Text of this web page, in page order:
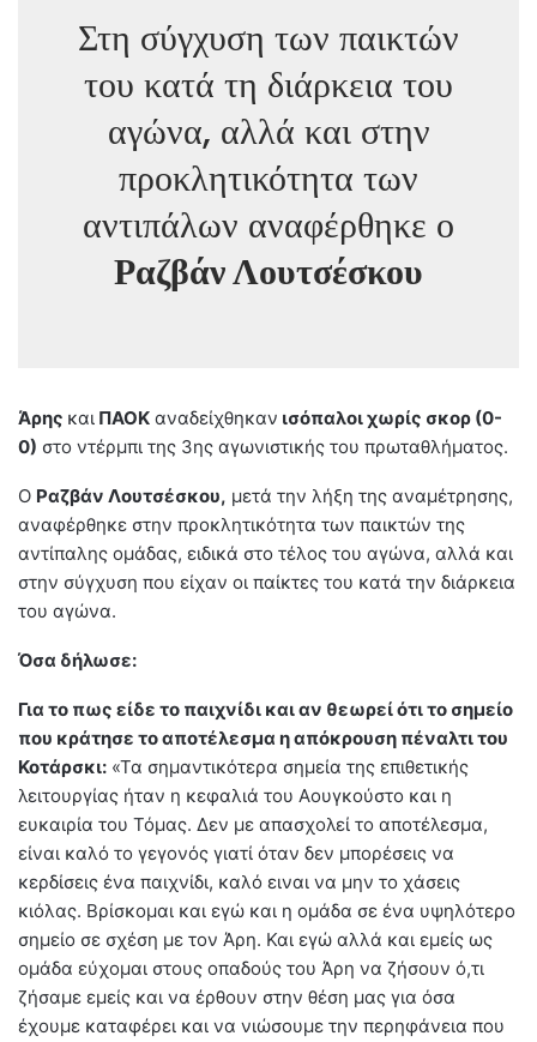
Στη σύγχυση των παικτών
του κατά τη διάρκεια του
αγώνα, αλλά και στην
προκλητικότητα των
αντιπάλων αναφέρθηκε ο
Ραζβάν Λουτσέσκου
Άρης και ΠΑΟΚ αναδείχθηκαν ισόπαλοι χωρίς σκορ (0-
0) στο ντέρμπι της 3ης αγωνιστικής του πρωταθλήματος.
Ο Ραζβάν Λουτσέσκου, μετά την λήξη της αναμέτρησης,
αναφέρθηκε στην προκλητικότητα των παικτών της
αντίπαλης ομάδας, ειδικά στο τέλος του αγώνα, αλλά και
στην σύγχυση που είχαν οι παίκτες του κατά την διάρκεια
του αγώνα.
Όσα δήλωσε:
Για το πως είδε το παιχνίδι και αν θεωρεί ότι το σημείο
που κράτησε το αποτέλεσμα η απόκρουση πέναλτι του
Κοτάρσκι: «Τα σημαντικότερα σημεία της επιθετικής
λειτουργίας ήταν η κεφαλιά του Αουγκούστο και η
ευκαιρία του Τόμας. Δεν με απασχολεί το αποτέλεσμα,
είναι καλό το γεγονός γιατί όταν δεν μπορέσεις να
κερδίσεις ένα παιχνίδι, καλό ειναι να μην το χάσεις
κιόλας. Βρίσκομαι και εγώ και η ομάδα σε ένα υψηλότερο
σημείο σε σχέση με τον Άρη. Και εγώ αλλά και εμείς ως
ομάδα εύχομαι στους οπαδούς του Άρη να ζήσουν ό,τι
ζήσαμε εμείς και να έρθουν στην θέση μας για όσα
έχουμε καταφέρει και να νιώσουμε την περηφάνεια που